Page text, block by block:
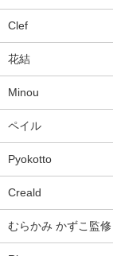
Clef
花結
Minou
ペイル
Pyokotto
Creald
むらかみ かずこ監修